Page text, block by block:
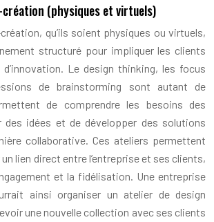
(physiques et virtuels)
qu’ils soient physiques ou virtuels,
structuré pour impliquer les clients
Le design thinking, les focus
de brainstorming sont autant de
de comprendre les besoins des
des idées et de développer des solutions
collaborative. Ces ateliers permettent
lien direct entre l’entreprise et ses clients,
et la fidélisation. Une entreprise
ainsi organiser un atelier de design
une nouvelle collection avec ses clients